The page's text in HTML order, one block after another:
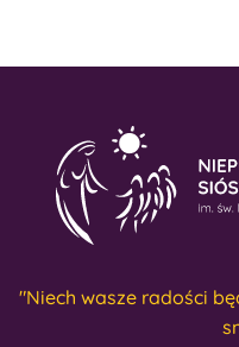
"Niech wasze radości